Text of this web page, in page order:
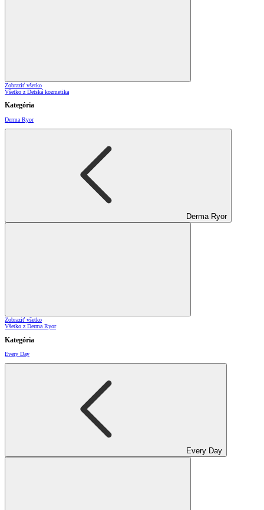
Zobraziť všetko
Všetko z Detská kozmetika
Kategória
Derma Ryor
Derma Ryor
Zobraziť všetko
Všetko z Derma Ryor
Kategória
Every Day
Every Day